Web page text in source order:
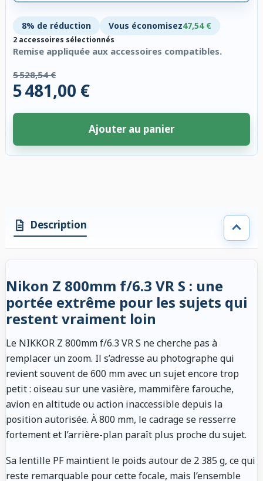
8% de réduction Vous économisez47,54 €
2 accessoires sélectionnés
Remise appliquée aux accessoires compatibles.
5 528,54 €
5 481,00 €
Ajouter au panier
Description
Nikon Z 800mm f/6.3 VR S : une
portée extrême pour les sujets qui
restent vraiment loin
Le NIKKOR Z 800mm f/6.3 VR S ne cherche pas à
remplacer un zoom. Il s’adresse au photographe qui
revient souvent de 600 mm avec un sujet encore trop
petit : oiseau sur une vasière, mammifère farouche,
avion en altitude ou action inaccessible depuis la
position autorisée. À 800 mm, le cadrage se resserre
fortement et l’arrière-plan paraît plus proche du sujet.
Sa lentille PF maintient le poids autour de 2 385 g, ce qui
reste remarquable pour cette focale, mais l’ensemble